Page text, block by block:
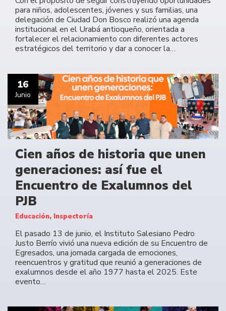
para niños, adolescentes, jóvenes y sus familias, una
delegación de Ciudad Don Bosco realizó una agenda
institucional en el Urabá antioqueño, orientada a
fortalecer el relacionamiento con diferentes actores
estratégicos del territorio y dar a conocer la…
16
Junio
Cien años de historia que unen
generaciones: así fue el
Encuentro de Exalumnos del
PJB
Educación, Inspectoría
El pasado 13 de junio, el Instituto Salesiano Pedro
Justo Berrío vivió una nueva edición de su Encuentro de
Egresados, una jornada cargada de emociones,
reencuentros y gratitud que reunió a generaciones de
exalumnos desde el año 1977 hasta el 2025. Este
evento…